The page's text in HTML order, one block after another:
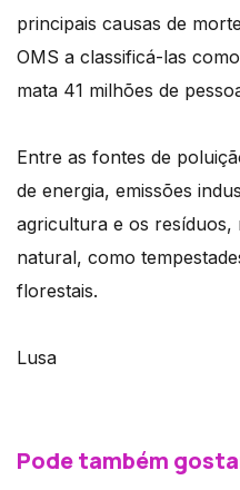
principais causas de
OMS a classificá-las
mata 41 milhões de
Entre as fontes de
de energia, emissões
agricultura e os resíduos,
natural, como
florestais.
Lusa
Pode também